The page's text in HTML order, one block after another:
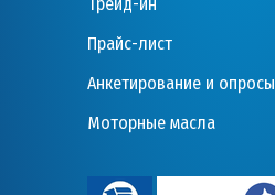
Трейд-ин
Прайс-лист
Анкетирование и опросы
Моторные масла